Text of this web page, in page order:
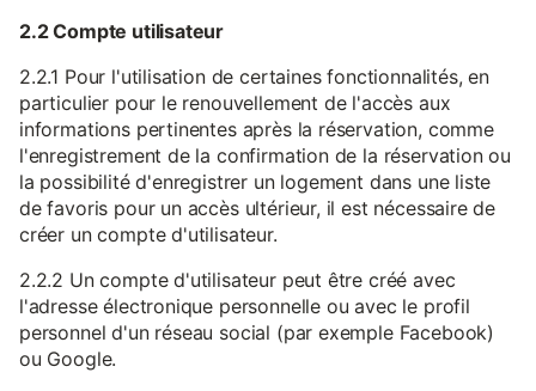
2.2 Compte utilisateur
2.2.1 Pour l'utilisation de certaines fonctionnalités, en
particulier pour le renouvellement de l'accès aux
informations pertinentes après la réservation, comme
l'enregistrement de la confirmation de la réservation ou
la possibilité d'enregistrer un logement dans une liste
de favoris pour un accès ultérieur, il est nécessaire de
créer un compte d'utilisateur.
2.2.2 Un compte d'utilisateur peut être créé avec
l'adresse électronique personnelle ou avec le profil
personnel d'un réseau social (par exemple Facebook)
ou Google.